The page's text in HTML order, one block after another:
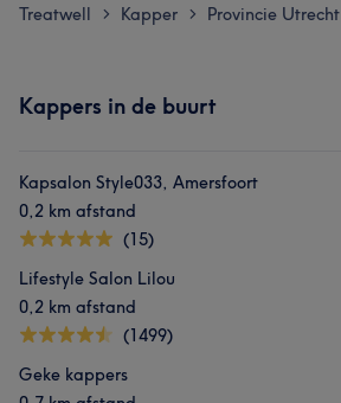
Treatwell > Kapper > Provincie Utrecht
Kappers in de buurt
Kapsalon Style033, Amersfoort
0,2 km afstand
(15)
Lifestyle Salon Lilou
0,2 km afstand
(1499)
Geke kappers